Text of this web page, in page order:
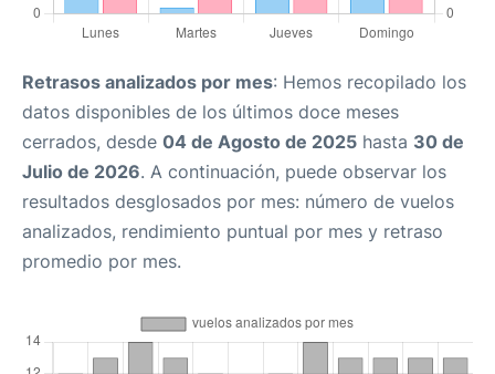
Retrasos analizados por mes: Hemos recopilado los
datos disponibles de los últimos doce meses
cerrados, desde 04 de Agosto de 2025 hasta 30 de
Julio de 2026. A continuación, puede observar los
resultados desglosados por mes: número de vuelos
analizados, rendimiento puntual por mes y retraso
promedio por mes.